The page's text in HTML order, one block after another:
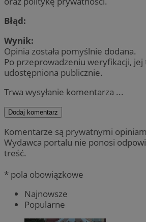
Błąd:
Wynik:
Opinia została pomyślnie dodana.
Po przeprowadzeniu weryfikacji, jej
udostępniona publicznie.
Trwa wysyłanie komentarza ...
Dodaj komentarz
Komentarze są prywatnymi
Wydawca portalu nie ponosi
treść.
* pola obowiązkowe
Najnowsze
Popularne